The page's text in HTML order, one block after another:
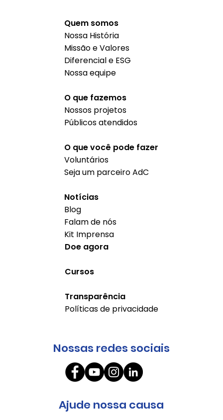
Nossas redes sociais
Ajude nossa causa
Quem somos
Nossa História
Missão e Valores
Diferencial e ESG
Nossa equipe
O que fazemos
Nossos projetos
Públicos atendidos
O que você pode fazer
Voluntários
Seja um parceiro AdC
Notícias
Blog
Falam de nós
Kit Imprensa
Doe agora
Cursos
Transparência
Políticas de privacidade